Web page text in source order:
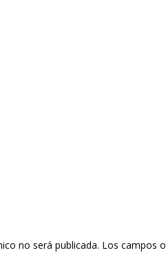
no será publicada. Los campos